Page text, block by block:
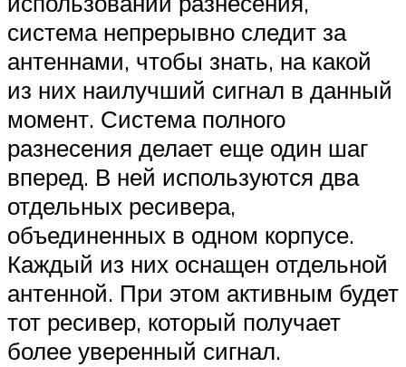
система непрерывно следит за
антеннами, чтобы знать, на какой
из них наилучший сигнал в данный
момент. Система полного
разнесения делает еще один шаг
вперед. В ней используются два
отдельных ресивера,
объединенных в одном корпусе.
Каждый из них оснащен отдельной
антенной. При этом активным будет
тот ресивер, который получает
более уверенный сигнал.